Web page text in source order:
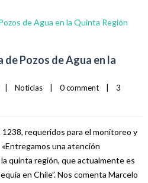
Pozos de Agua en la
Noticias 0 comment
3
requeridos para el monitoreo y
una atención
quinta región, que actualmente es
en Chile”. Nos comenta Marcelo